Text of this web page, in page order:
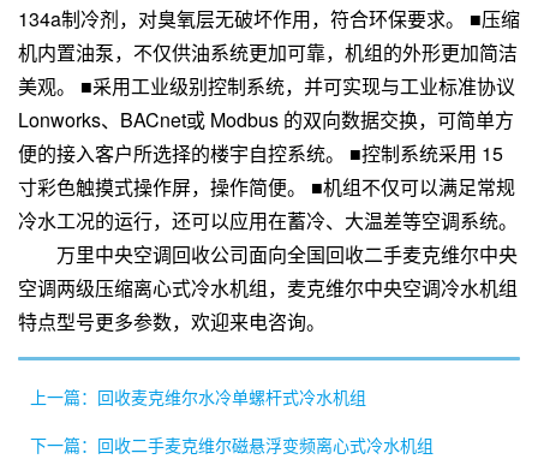
134a制冷剂，对臭氧层无破坏作用，符合环保要求。 ■压缩
机内置油泵，不仅供油系统更加可靠，机组的外形更加简洁
美观。 ■采用工业级别控制系统，并可实现与工业标准协议
Lonworks、BACnet或 Modbus 的双向数据交换，可简单方
便的接入客户所选择的楼宇自控系统。 ■控制系统采用 15
寸彩色触摸式操作屏，操作简便。 ■机组不仅可以满足常规
冷水工况的运行，还可以应用在蓄冷、大温差等空调系统。
万里中央空调回收公司面向全国回收二手麦克维尔中央
空调两级压缩离心式冷水机组，麦克维尔中央空调冷水机组
特点型号更多参数，欢迎来电咨询。
上一篇：回收麦克维尔水冷单螺杆式冷水机组
下一篇：回收二手麦克维尔磁悬浮变频离心式冷水机组